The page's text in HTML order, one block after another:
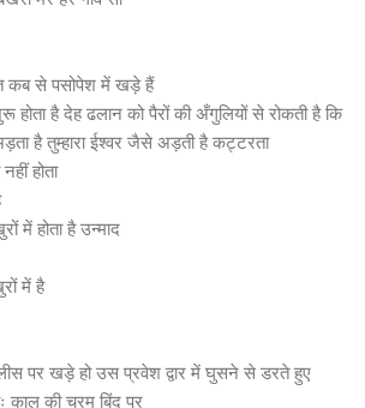
कब से पसोपेश में खड़े हैं
होता है देह ढलान को पैरों की अँगुलियों से रोकती है कि
है तुम्हारा ईश्वर जैसे अड़ती है कट्टरता
होता
में होता है उन्माद
में है
पर खड़े हो उस प्रवेश द्वार में घुसने से डरते हुए
काल की चरम बिंदु पर